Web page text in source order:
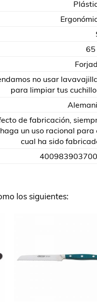
65
no usar
para limpiar tus
de fabricación,
un uso racional para
cual ha sido
los siguientes: